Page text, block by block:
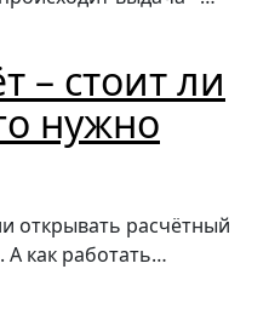
– стоит ли
нужно
открывать расчётный
А как работать…